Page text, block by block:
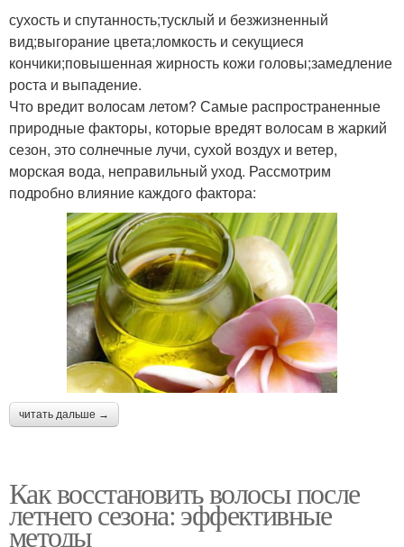
сухость и спутанность;тусклый и безжизненный
вид;выгорание цвета;ломкость и секущиеся
кончики;повышенная жирность кожи головы;замедление
роста и выпадение.
Что вредит волосам летом? Самые распространенные
природные факторы, которые вредят волосам в жаркий
сезон, это солнечные лучи, сухой воздух и ветер,
морская вода, неправильный уход. Рассмотрим
подробно влияние каждого фактора:
читать дальше →
Как восстановить волосы после
летнего сезона: эффективные
методы